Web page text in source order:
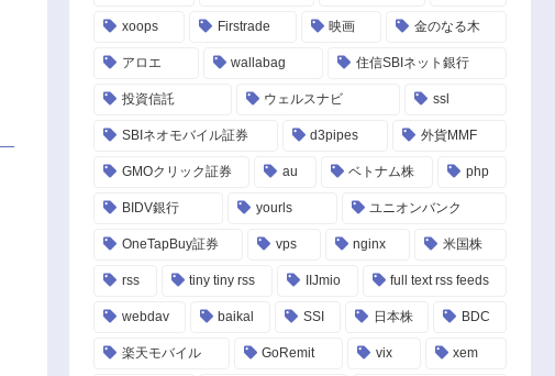
xoops Firstrade 映画 金のなる木
アロエ wallabag 住信SBIネット銀行
投資信託 ウェルスナビ ssl
SBIネオモバイル証券 d3pipes 外貨MMF
GMOクリック証券 au ベトナム株 php
BIDV銀行 yourls ユニオンバンク
OneTapBuy証券 vps nginx 米国株
rss tiny tiny rss IIJmio full text rss feeds
webdav baikal SSI 日本株 BDC
楽天モバイル GoRemit vix xem